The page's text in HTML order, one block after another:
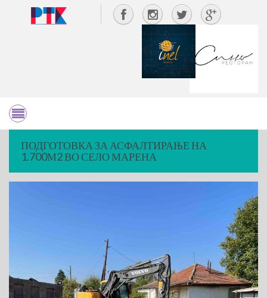
ПОДГОТОВКА ЗА АСФАЛТИРАЊЕ НА
1.700М2 ВО СЕЛО МАРЕНА